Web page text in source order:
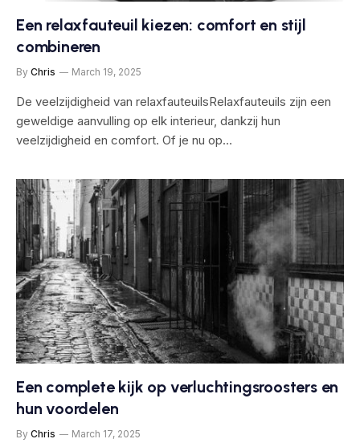
Een relaxfauteuil kiezen: comfort en stijl
combineren
By Chris March 19, 2025
De veelzijdigheid van relaxfauteuilsRelaxfauteuils zijn een
geweldige aanvulling op elk interieur, dankzij hun
veelzijdigheid en comfort. Of je nu op…
Een complete kijk op verluchtingsroosters en
hun voordelen
By Chris March 17, 2025